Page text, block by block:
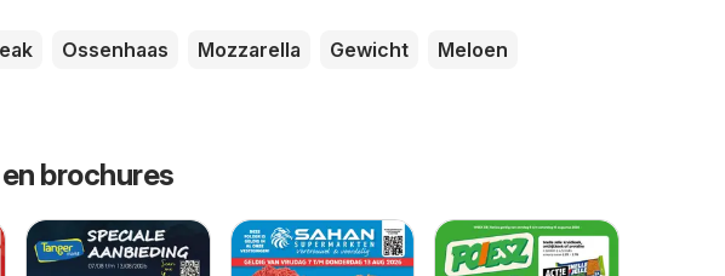
Ossenhaas Mozzarella Gewicht
Meloen
brochures